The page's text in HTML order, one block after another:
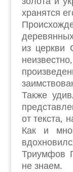
хранятся
из церкви
Также
от текста,
Как и
Триумфов
не знаем.